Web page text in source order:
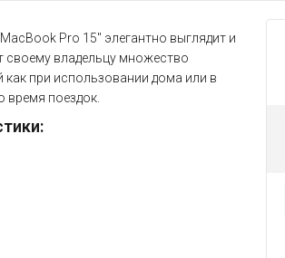
Pro 15" элегантно выглядит и
своему владельцу множество
при использовании дома или в
время поездок.